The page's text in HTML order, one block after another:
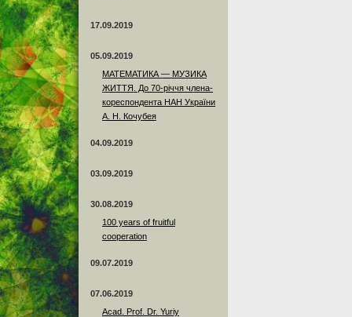
17.09.2019
05.09.2019
МАТЕМАТИКА — МУЗИКА
ЖИТТЯ. До 70-річчя члена-
кореспондента НАН України
А. Н. Кочубея
04.09.2019
03.09.2019
30.08.2019
100 years of fruitful
cooperation
09.07.2019
07.06.2019
Acad. Prof. Dr. Yuriy